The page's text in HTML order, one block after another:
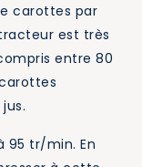
carottes par
est très
entre 80
95 tr/min. En